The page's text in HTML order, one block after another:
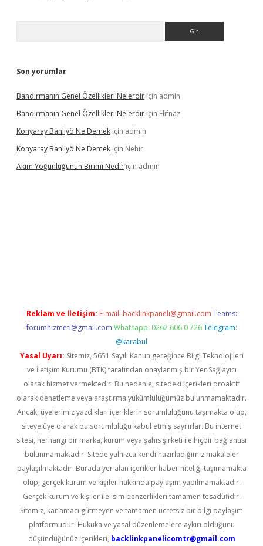
Son yorumlar
Bandırmanın Genel Özellikleri Nelerdir için admin
Bandırmanın Genel Özellikleri Nelerdir için Elifnaz
Konyaray Banliyö Ne Demek için admin
Konyaray Banliyö Ne Demek için Nehir
Akım Yoğunluğunun Birimi Nedir için admin
Reklam ve İletişim: E-mail: backlinkpaneli@gmail.com Teams:
forumhizmeti@gmail.com Whatsapp: 0262 606 0 726 Telegram:
@karabul
Yasal Uyarı: Sitemiz, 5651 Sayılı Kanun gereğince Bilgi Teknolojileri
ve İletişim Kurumu (BTK) tarafından onaylanmış bir Yer Sağlayıcı
olarak hizmet vermektedir. Bu nedenle, sitedeki içerikleri proaktif
olarak denetleme veya araştırma yükümlülüğümüz bulunmamaktadır.
Ancak, üyelerimiz yazdıkları içeriklerin sorumluluğunu taşımakta olup,
siteye üye olarak bu sorumluluğu kabul etmiş sayılırlar. Bu internet
sitesi, herhangi bir marka, kurum veya şahıs şirketi ile hiçbir bağlantısı
bulunmamaktadır. Sitede yalnızca kendi hazırladığımız makaleler
paylaşılmaktadır. Burada yer alan içerikler haber niteliği taşımamakta
olup, gerçek kurum ve kişiler hakkında paylaşım yapılmamaktadır.
Gerçek kurum ve kişiler ile isim benzerlikleri tamamen tesadüfidir.
Sitemiz, kar amacı gütmeyen ve tamamen ücretsiz bir bilgi paylaşım
platformudur. Hukuka ve yasal düzenlemelere aykırı olduğunu
düşündüğünüz içerikleri, backlinkpanelicomtr@gmail.com